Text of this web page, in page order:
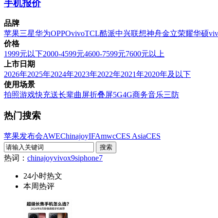
手机报价
品牌
苹果三星华为OPPOvivoTCL酷派中兴联想神舟金立荣耀华硕
价格
1999元以下2000-4599元4600-7599元7600元以上
上市日期
2026年2025年2024年2023年2022年2021年2020年及以下
使用场景
拍照游戏快充送长辈曲屏折叠屏5G4G商务音乐三防
热门搜索
苹果发布会AWEChinajoyIFAmwcCES AsiaCES
热词： chinajoyvivox9siphone7
24小时热文
本周热评